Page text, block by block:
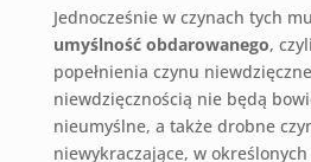
Jednocześnie w czynach tych
umyślność obdarowanego,
popełnienia czynu
niewdzięcznością nie będą
nieumyślne, a także drobne
niewykraczające, w